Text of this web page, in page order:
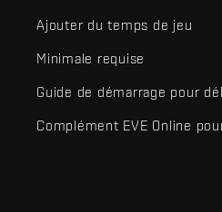
Ajouter du temps de jeu
Minimale requise
Guide de démarrage pour
Complément EVE Online